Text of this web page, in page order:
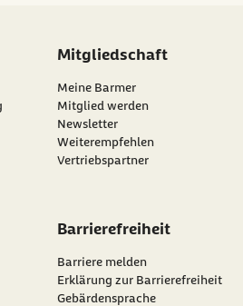
Mitgliedschaft
Meine Barmer
Mitglied werden
Newsletter
externer Link:
Weiterempfehlen
Vertriebspartner
Barrierefreiheit
Barriere melden
Erklärung zur Barrierefreiheit
Gebärdensprache